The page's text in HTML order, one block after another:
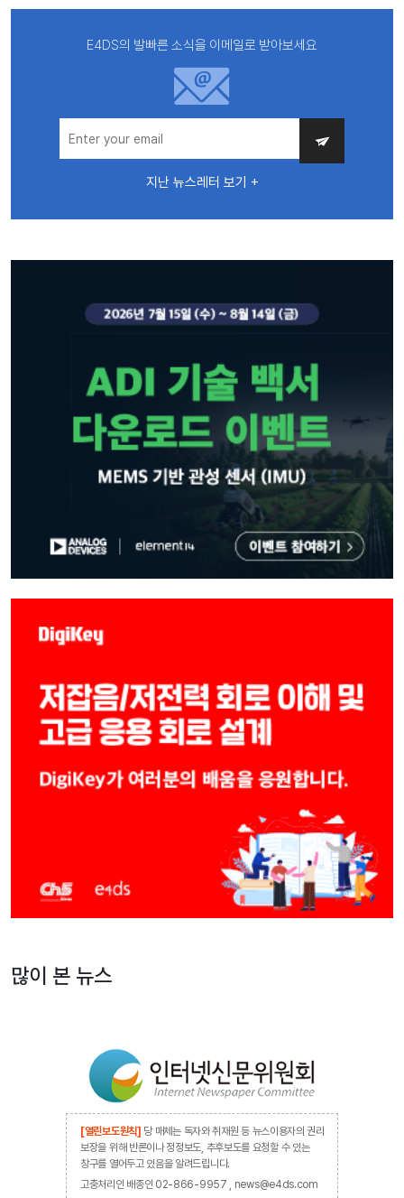
E4DS의 발빠른 소식을 이메일로 받아보세요
지난 뉴스레터 보기 +
많이 본 뉴스
[열린보도원칙] 당 매체는 독자와 취재원 등 뉴스이용자의 권리
보장을 위해 반론이나 정정보도, 추후보도를 요청할 수 있는
창구를 열어두고 있음을 알려드립니다.
고충처리인 배종인 02-866-9957 , news@e4ds.com